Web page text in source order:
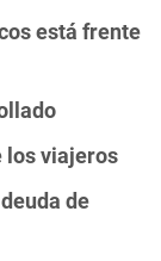
está frente
los viajeros
de